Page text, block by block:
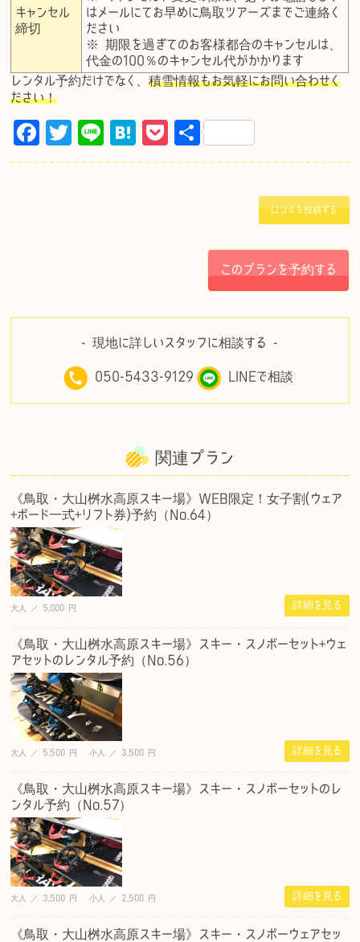
キャンセル
締切
はメールにてお早めに鳥取ツアーズまでご連絡く
ださい
※ 期限を過ぎてのお客様都合のキャンセルは、
代金の100％のキャンセル代がかかります
レンタル予約だけでなく、積雪情報もお気軽にお問い合わせく
ださい！
F
a
k
T
w
Li
n
H
at
P
o
共
有
口コミを投稿する
このプランを予約する
- 現地に詳しいスタッフに相談する -
050-5433-9129 LINEで相談
関連プラン
《鳥取・大山桝水高原スキー場》WEB限定！女子割(ウェア
+ボード一式+リフト券)予約（No.64）
大人 ／ 5,000 円 詳細を見る
《鳥取・大山桝水高原スキー場》スキー・スノボーセット+ウェ
アセットのレンタル予約（No.56）
大人 ／ 5,500 円 小人 ／ 3,500 円 詳細を見る
《鳥取・大山桝水高原スキー場》スキー・スノボーセットのレ
ンタル予約（No.57）
大人 ／ 3,500 円 小人 ／ 2,500 円 詳細を見る
《鳥取・大山桝水高原スキー場》スキー・スノボーウェアセッ